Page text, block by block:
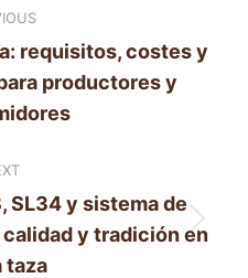
Previous
post:
requisitos, costes y
productores y
Next
post:
SL34 y sistema de
y tradición en
taza